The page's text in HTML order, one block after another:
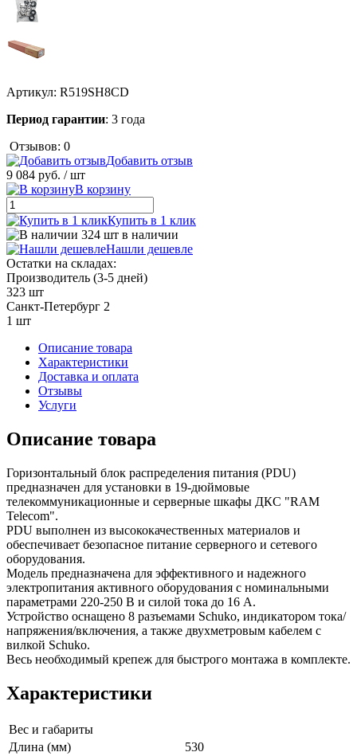
Артикул: R519SH8CD
Период гарантии: 3 года
Отзывов: 0
Добавить отзыв
9 084 руб. / шт
В корзину
Купить в 1 клик
324 шт в наличии
Нашли дешевле
Остатки на складах:
Производитель (3-5 дней)
323 шт
Санкт-Петербург 2
1 шт
Описание товара
Характеристики
Доставка и оплата
Отзывы
Услуги
Описание товара
Горизонтальный блок распределения питания (PDU)
предназначен для установки в 19-дюймовые
телекоммуникационные и серверные шкафы ДКС "RAM
Telecom".
PDU выполнен из высококачественных материалов и
обеспечивает безопасное питание серверного и сетевого
оборудования.
Модель предназначена для эффективного и надежного
электропитания активного оборудования с номинальными
параметрами 220-250 В и силой тока до 16 А.
Устройство оснащено 8 разъемами Schuko, индикатором тока/
напряжения/включения, а также двухметровым кабелем с
вилкой Schuko.
Весь необходимый крепеж для быстрого монтажа в комплекте.
Характеристики
Вес и габариты
Длина (мм)
530